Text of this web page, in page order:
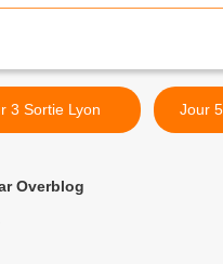
3 Sortie Lyon
Overblog